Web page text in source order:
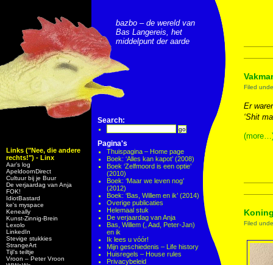
Links ("Nee, die andere
rechts!") - Linx
Aar’s log
ApeldoornDirect
Cultuur bij je Buur
De verjaardag van Anja
FOK!
IdiotBastard
ke's myspace
Keneally
Kunst-Zinnig-Brein
Lexolo
LinkedIn
Stevige stukkies
StrangeArt
Tijl’s teiltje
Vroon – Peter Vroon
bazbo – de wereld van
Bas Langereis, het
middelpunt der aarde
Search:
Pagina's
Thuispagina – Home page
Boek: ‘Alles kan kapot’ (2008)
Boek ‘Zelfmoord is een optie’
(2010)
Boek: ‘Maar we leven nog’
(2012)
Boek: ‘Bas, Willem en ik’ (2014)
Overige publicaties
Helemaal stuk
De verjaardag van Anja
Bas, Willem (, Aad, Peter-Jan)
en ik
Ik lees u vóór!
Mijn geschiedenis – Life history
Huisregels – House rules
Privacybeleid
Filed
Er
‘Shit
Filed